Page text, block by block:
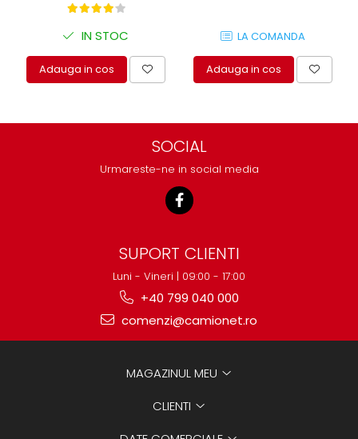
IN STOC
Adauga in cos
LA COMANDA
Adauga in cos
SOCIAL
Urmareste-ne in social media
SUPORT CLIENTI
Luni - Vineri | 09:00 - 17:00
+40 799 040 000
comenzi@camionet.ro
MAGAZINUL MEU
CLIENTI